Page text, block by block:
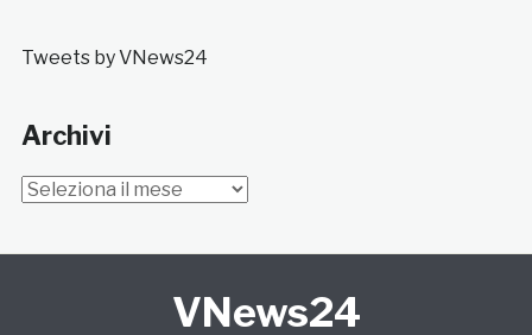
Tweets by VNews24
Archivi
Archivi
VNews24